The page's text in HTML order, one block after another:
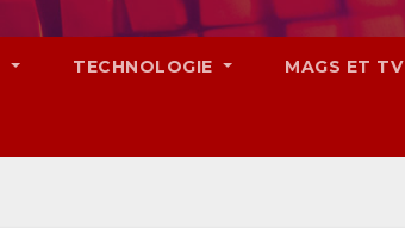
TECHNOLOGIE MAGS ET TV